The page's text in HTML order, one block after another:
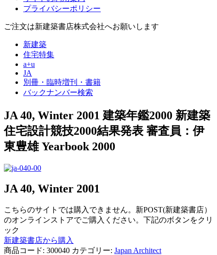
プライバシーポリシー
ご注文は新建築書店株式会社へお願いします
新建築
住宅特集
a+u
JA
別冊・臨時増刊・書籍
バックナンバー検索
JA 40, Winter 2001 建築年鑑2000 新建築
住宅設計競技2000結果発表 審査員：伊
東豊雄 Yearbook 2000
JA 40, Winter 2001
こちらのサイトでは購入できません。新POST(新建築書店）
のオンラインストアでご購入ください。下記のボタンをクリ
ック
新建築書店から購入
商品コード: 300040 カテゴリー: Japan Architect